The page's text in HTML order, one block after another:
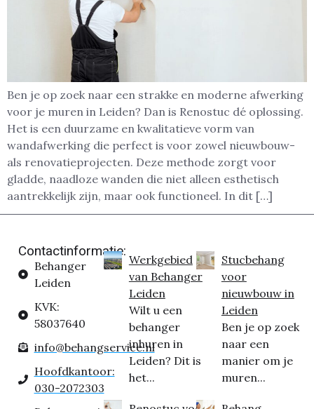
Ben je op zoek naar een strakke en moderne afwerking
voor je muren in Leiden? Dan is Renostuc dé oplossing.
Het is een duurzame en kwalitatieve vorm van
wandafwerking die perfect is voor zowel nieuwbouw-
als renovatieprojecten. Deze methode zorgt voor
gladde, naadloze wanden die niet alleen esthetisch
aantrekkelijk zijn, maar ook functioneel. In dit […]
Contactinformatie:
Behanger
Leiden
KVK:
58037640
info@behangservice.nl
Hoofdkantoor:
030-2072303
Werkgebied
van Behanger
Leiden
Wilt u een
behanger
inhuren in
Leiden? Dit is
het...
Stucbehang
voor
nieuwbouw in
Leiden
Ben je op zoek
naar een
manier om je
muren...